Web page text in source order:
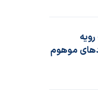
موهوم